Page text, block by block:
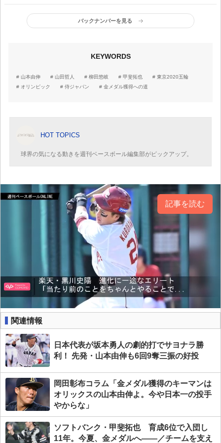
盗塁は日本野球進化型
バックナンバーを見る
KEYWORDS
山本由伸 山田哲人 柳田悠岐 甲斐拓也
東京2020五輪
オリンピック
侍ジャパン 金メダル獲得への道
HOT TOPICS
球界の気になる動きを週刊ベースボール編集部がピックアップ。
記事を読む
関連情報
日本代表が坂本勇人の劇的打でサヨナラ勝
利！ 先発・山本由伸も6回9奪三振の好投
岡田彰布コラム「金メダル獲得のキーマンは
オリックスの山本由伸よ。今や日本一の投手
やからな」
ソフトバンク・甲斐拓也 育成6位で入団し
11年。今夏、金メダルへ――／チームを支え